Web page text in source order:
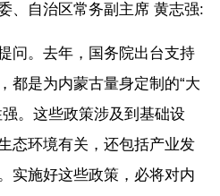
、自治区常务副主席 黄志强:
问。去年，国务院出台支持
都是为内蒙古量身定制的“大
。这些政策涉及到基础设
态环境有关，还包括产业发
实施好这些政策，必将对内